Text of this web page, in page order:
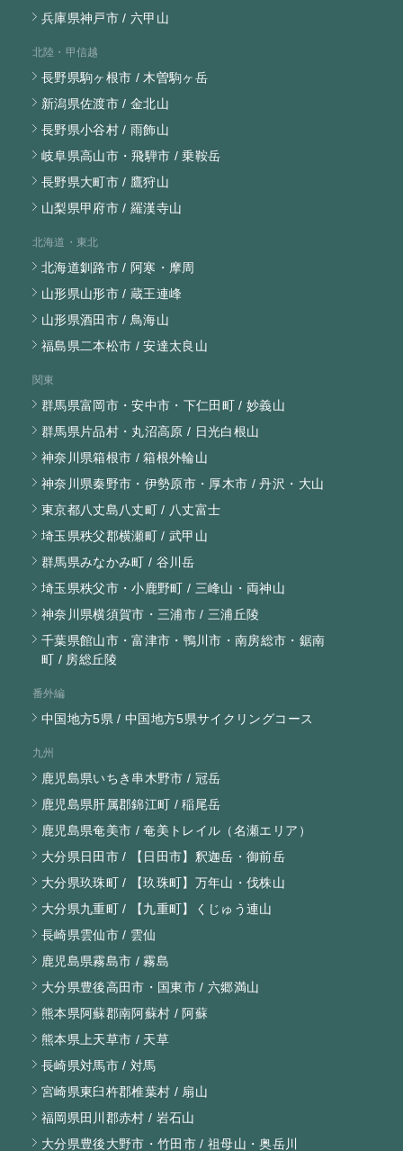
兵庫県神戸市 / 六甲山
北陸・甲信越
長野県駒ヶ根市 / 木曽駒ヶ岳
新潟県佐渡市 / 金北山
長野県小谷村 / 雨飾山
岐阜県高山市・飛騨市 / 乗鞍岳
長野県大町市 / 鷹狩山
山梨県甲府市 / 羅漢寺山
北海道・東北
北海道釧路市 / 阿寒・摩周
山形県山形市 / 蔵王連峰
山形県酒田市 / 鳥海山
福島県二本松市 / 安達太良山
関東
群馬県富岡市・安中市・下仁田町 / 妙義山
群馬県片品村・丸沼高原 / 日光白根山
神奈川県箱根市 / 箱根外輪山
神奈川県秦野市・伊勢原市・厚木市 / 丹沢・大山
東京都八丈島八丈町 / 八丈富士
埼玉県秩父郡横瀬町 / 武甲山
群馬県みなかみ町 / 谷川岳
埼玉県秩父市・小鹿野町 / 三峰山・両神山
神奈川県横須賀市・三浦市 / 三浦丘陵
千葉県館山市・富津市・鴨川市・南房総市・鋸南
町 / 房総丘陵
番外編
中国地方5県 / 中国地方5県サイクリングコース
九州
鹿児島県いちき串木野市 / 冠岳
鹿児島県肝属郡錦江町 / 稲尾岳
鹿児島県奄美市 / 奄美トレイル（名瀬エリア）
大分県日田市 / 【日田市】釈迦岳・御前岳
大分県玖珠町 / 【玖珠町】万年山・伐株山
大分県九重町 / 【九重町】くじゅう連山
長崎県雲仙市 / 雲仙
鹿児島県霧島市 / 霧島
大分県豊後高田市・国東市 / 六郷満山
熊本県阿蘇郡南阿蘇村 / 阿蘇
熊本県上天草市 / 天草
長崎県対馬市 / 対馬
宮崎県東臼杵郡椎葉村 / 扇山
福岡県田川郡赤村 / 岩石山
大分県豊後大野市・竹田市 / 祖母山・奥岳川